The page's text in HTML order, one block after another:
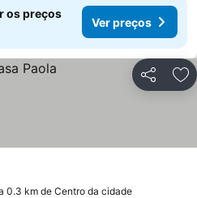
os preços
Ver preços
Partilhar
0.3 km de Centro da cidade